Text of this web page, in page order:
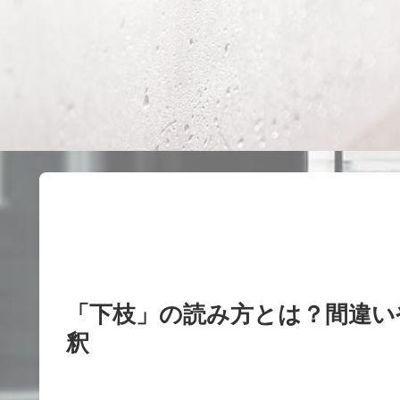
「下枝」の読み方とは？間違
釈